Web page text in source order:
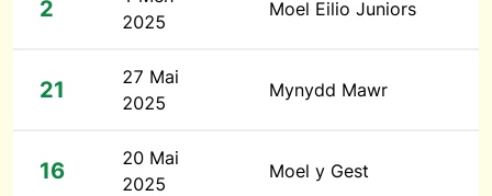
2
2025
Moel Eilio Juniors
21
27 Mai
2025
Mynydd Mawr
16
20 Mai
2025
Moel y Gest